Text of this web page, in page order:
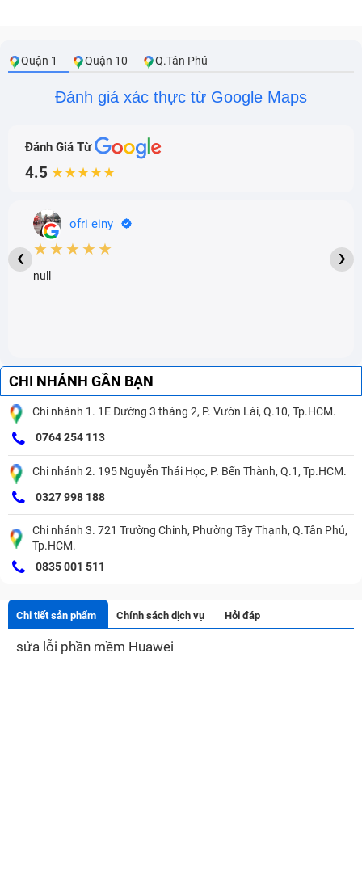
Quận 1 Quận 10 Q.Tân Phú
Đánh giá xác thực từ Google Maps
Đánh Giá Từ
4.5 ★★★★★
ofri einy
★★★★★
null
‹ ›
CHI NHÁNH GẦN BẠN
Chi nhánh 1. 1E Đường 3 tháng 2, P. Vườn Lài, Q.10, Tp.HCM.
0764 254 113
Chi nhánh 2. 195 Nguyễn Thái Học, P. Bến Thành, Q.1, Tp.HCM.
0327 998 188
Chi nhánh 3. 721 Trường Chinh, Phường Tây Thạnh, Q.Tân Phú,
Tp.HCM.
0835 001 511
Chi tiết sản phẩm Chính sách dịch vụ Hỏi đáp
sửa lỗi phần mềm Huawei